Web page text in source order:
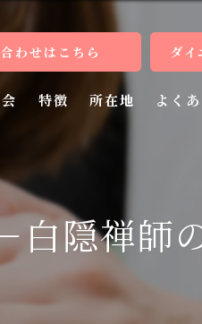
わせはこちら ダ
特徴
病気
教室
所在地 よく
白隠禅師